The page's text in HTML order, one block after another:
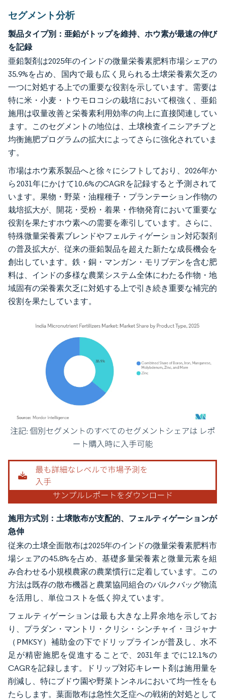
セグメント分析
製品タイプ別：亜鉛がトップを維持、ホウ素が最速の伸び
を記録
亜鉛製剤は2025年のインドの微量栄養素肥料市場シェアの
35.9%を占め、国内で最も広く見られる土壌栄養素欠乏の
一つに対処する上での重要な役割を示しています。需要は
特に米・小麦・トウモロコシの栽培において根強く、亜鉛
施用は収量改善と栄養素利用効率の向上に直接関連してい
ます。このセグメントの地位は、土壌検査イニシアチブと
均衡施肥プログラムの拡大によってさらに強化されていま
す。
市場はホウ素系製品へと徐々にシフトしており、2026年か
ら2031年にかけて10.6%のCAGRを記録すると予測されて
います。果物・野菜・油糧種子・プランテーション作物の
栽培拡大が、開花・受粉・着果・作物発育において重要な
役割を果たすホウ素への需要を牽引しています。さらに、
特殊微量栄養素ブレンドやフェルティゲーション対応製剤
の普及拡大が、従来の亜鉛製品を超えた新たな成長機会を
創出しています。鉄・銅・マンガン・モリブデンを含む肥
料は、インドの多様な農業システム全体にわたる作物・地
域固有の栄養素欠乏に対処する上で引き続き重要な補完的
役割を果たしています。
画像 © Mordor Intelligence。再利用にはCC BY 4.0の表示が必要です。
施用方式別：土壌散布が支配的、フェルティゲーションが
急伸
従来の土壌全面散布は2025年のインドの微量栄養素肥料市
場シェアの45.8%を占め、基礎多量栄養素と微量元素を組
み合わせる小規模農家の農業慣行に定着しています。この
方法は既存の散布機器と農業協同組合のバルクバッグ物流
を活用し、単位コストを低く抑えています。
フェルティゲーションは最も大きな上昇余地を示してお
り、プラダン・マントリ・クリシ・シンチャイ・ヨジャナ
（PMKSY）補助金の下でドリップラインが普及し、水不
足が精密施肥を促進することで、2031年までに12.1%の
CAGRを記録します。ドリップ対応キレート剤は施用量を
削減し、特にブドウ園や野菜トンネルにおいて均一性をも
たらします。葉面散布は急性欠乏症への戦術的対処として